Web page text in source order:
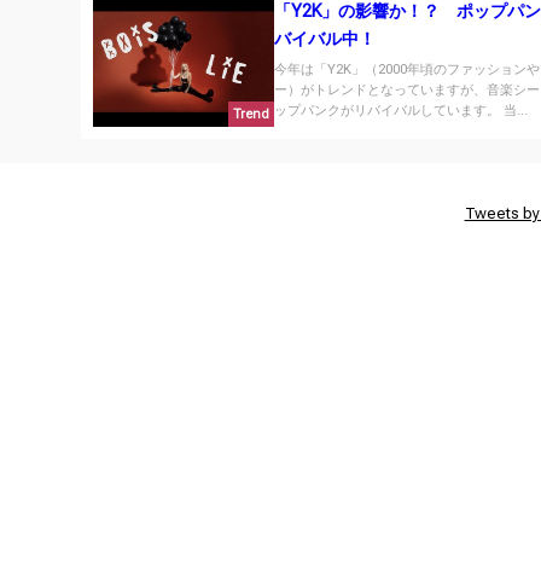
Trend
「Y2K」の影響か！？ ポップパ
バイバル中！
今年は「Y2K」（2000年頃のファッション
ー）がトレンドとなっていますが、音楽シ
ップパンクがリバイバルしています。 当...
Tweets